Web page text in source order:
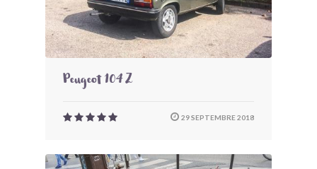
Peugeot 104 Z
29 SEPTEMBRE 2018